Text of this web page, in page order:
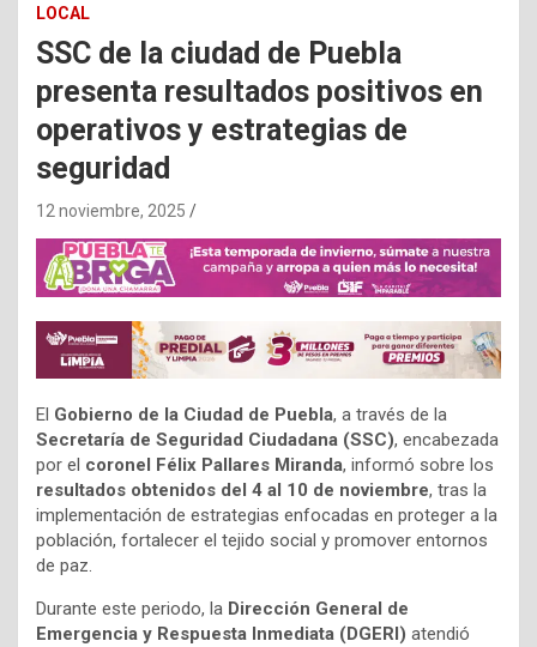
LOCAL
SSC de la ciudad de Puebla
presenta resultados positivos en
operativos y estrategias de
seguridad
12 noviembre, 2025
El Gobierno de la Ciudad de Puebla, a través de la
Secretaría de Seguridad Ciudadana (SSC), encabezada
por el coronel Félix Pallares Miranda, informó sobre los
resultados obtenidos del 4 al 10 de noviembre, tras la
implementación de estrategias enfocadas en proteger a la
población, fortalecer el tejido social y promover entornos
de paz.
Durante este periodo, la Dirección General de
Emergencia y Respuesta Inmediata (DGERI) atendió